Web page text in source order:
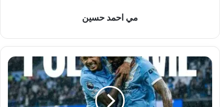
مي احمد حسين
بقيادة
مرموش
مانشستر
سيتي
يحقق